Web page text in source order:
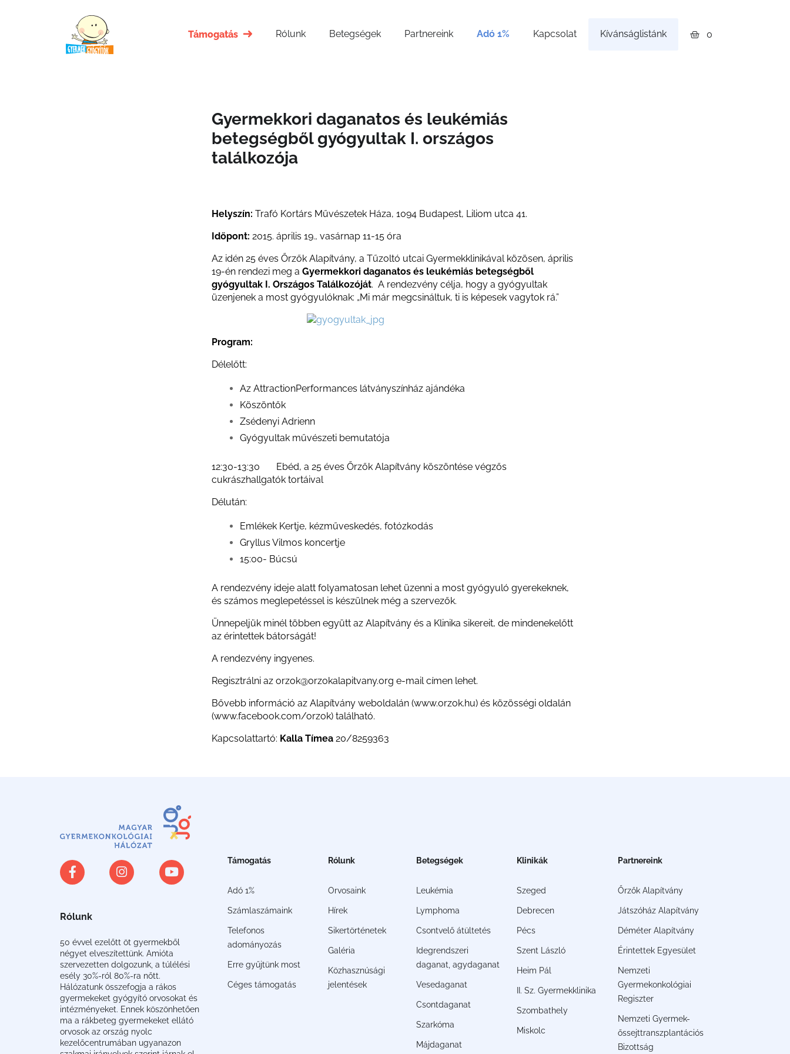
Támogatás Rólunk Betegségek Partnereink Adó 1% Kapcsolat Kívánságlistánk 0
Gyermekkori daganatos és leukémiás
betegségből gyógyultak I. országos
találkozója
Helyszín: Trafó Kortárs Művészetek Háza, 1094 Budapest, Liliom utca 41.
Időpont: 2015. április 19., vasárnap 11-15 óra
Az idén 25 éves Őrzők Alapítvány, a Tűzoltó utcai Gyermekklinikával közösen, április
19-én rendezi meg a Gyermekkori daganatos és leukémiás betegségből
gyógyultak I. Országos Találkozóját. A rendezvény célja, hogy a gyógyultak
üzenjenek a most gyógyulóknak: „Mi már megcsináltuk, ti is képesek vagytok rá.”
Program:
Délelőtt:
Az AttractionPerformances látványszínház ajándéka
Köszöntők
Zsédenyi Adrienn
Gyógyultak művészeti bemutatója
12:30-13:30 Ebéd, a 25 éves Őrzők Alapítvány köszöntése végzős
cukrászhallgatók tortáival
Délután:
Emlékek Kertje, kézműveskedés, fotózkodás
Gryllus Vilmos koncertje
15:00- Búcsú
A rendezvény ideje alatt folyamatosan lehet üzenni a most gyógyuló gyerekeknek,
és számos meglepetéssel is készülnek még a szervezők.
Ünnepeljük minél többen együtt az Alapítvány és a Klinika sikereit, de mindenekelőtt
az érintettek bátorságát!
A rendezvény ingyenes.
Regisztrálni az orzok@orzokalapitvany.org e-mail címen lehet.
Bővebb információ az Alapítvány weboldalán (www.orzok.hu) és közösségi oldalán
(www.facebook.com/orzok) található.
Kapcsolattartó: Kalla Tímea 20/8259363
Rólunk
50 évvel ezelőtt öt gyermekből
négyet elveszítettünk. Amióta
szervezetten dolgozunk, a túlélési
esély 30%-ról 80%-ra nőtt.
Hálózatunk összefogja a rákos
gyermekeket gyógyító orvosokat és
intézményeket. Ennek köszönhetően
ma a rákbeteg gyermekeket ellátó
orvosok az ország nyolc
kezelőcentrumában ugyanazon
Támogatás
Adó 1%
Számlaszámaink
Telefonos
adományozás
Erre gyűjtünk most
Céges támogatás
Rólunk
Orvosaink
Hírek
Sikertörténetek
Galéria
Közhasznúsági
jelentések
Betegségek
Leukémia
Lymphoma
Csontvelő átültetés
Idegrendszeri
daganat, agydaganat
Vesedaganat
Csontdaganat
Szarkóma
Májdaganat
Klinikák
Szeged
Debrecen
Pécs
Szent László
Heim Pál
II. Sz. Gyermekklinika
Szombathely
Miskolc
Partnereink
Őrzők Alapítvány
Játszóház Alapítvány
Déméter Alapítvány
Érintettek Egyesület
Nemzeti
Gyermekonkológiai
Regiszter
Nemzeti Gyermek-
őssejttranszplantációs
Bizottság